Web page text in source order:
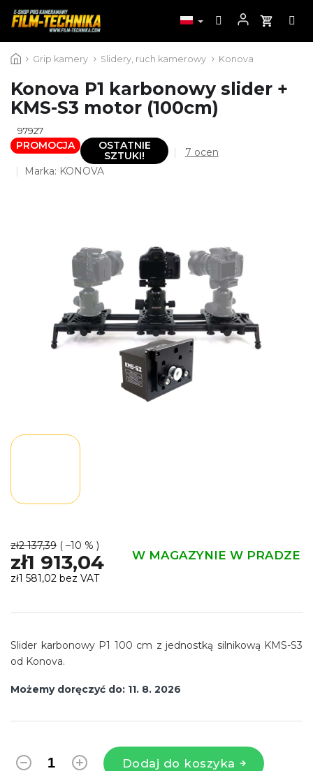
do
Grip kamery Slidery, ruch kamerowy Konova
Konova P1 karbonowy slider +
KMS-S3 motor (100cm)
97927
PROMOCJA
OSTATNIE
SZTUKI!
Średnia
gwiazdek.
7 ocen
Marka: KONOVA
zł2 137,39 ( –10 % )
zł1 913,04 W MAGAZYNIE W PRADZE
zł1 581,02 bez VAT
jednostkowa:
Możemy doręczyć do: 11. 8. 2026
Dodaj do koszyka
Slider karbonowy P1 100 cm z jednostką silnikową KMS-S3
od Konova.